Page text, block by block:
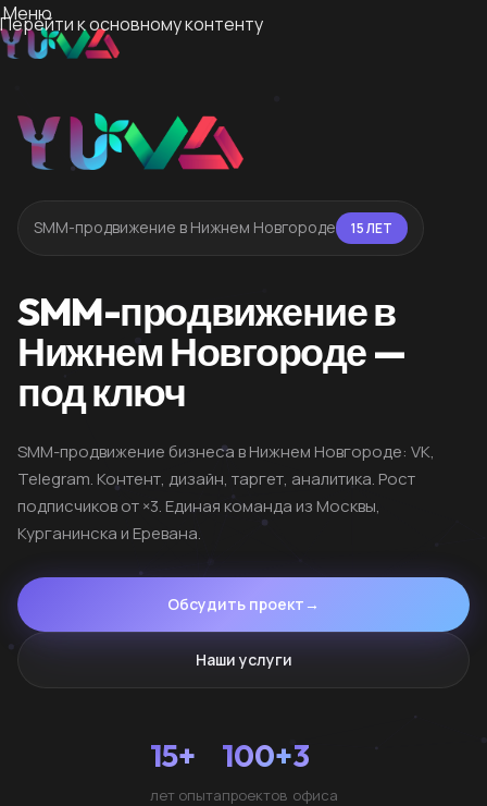
Перейти к основному контенту
Меню
SMM-продвижение в Нижнем Новгороде 15 ЛЕТ
SMM-продвижение в
Нижнем Новгороде —
под ключ
SMM-продвижение бизнеса в Нижнем Новгороде: VK,
Telegram. Контент, дизайн, таргет, аналитика. Рост
подписчиков от ×3. Единая команда из Москвы,
Курганинска и Еревана.
Обсудить проект →
Наши услуги
15+
лет опыта
100+
проектов
3
офиса